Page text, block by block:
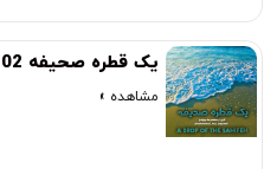
یک قطره صحیفه 02
مشاهده »